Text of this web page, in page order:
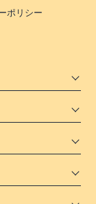
ポリシー